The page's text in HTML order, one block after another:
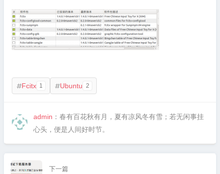
Fcitx 1 Ubuntu 2
admin ：春有百花秋有月，夏有凉风冬有雪；若无闲事挂
心头，便是人间好时节。
下一篇